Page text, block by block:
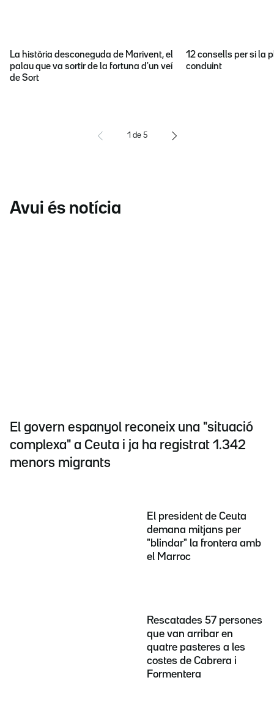
La història desconeguda de Marivent, el
palau que va sortir de la fortuna d'un veí
de Sort
12 consells per si la
conduint
1 de 5
Avui és notícia
El govern espanyol reconeix una "situació
complexa" a Ceuta i ja ha registrat 1.342
menors migrants
El president de Ceuta
demana mitjans per
"blindar" la frontera amb
el Marroc
Rescatades 57 persones
que van arribar en
quatre pasteres a les
costes de Cabrera i
Formentera